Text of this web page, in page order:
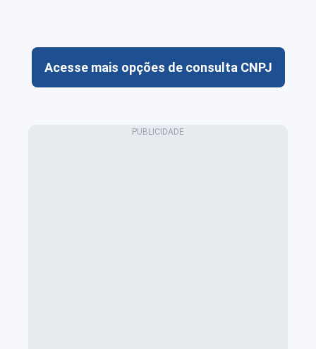
Acesse mais opções de consulta CNPJ